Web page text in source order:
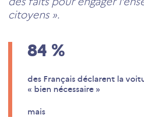
citoyens ».
84 %
des Français déclarent la
« bien nécessaire »
mais